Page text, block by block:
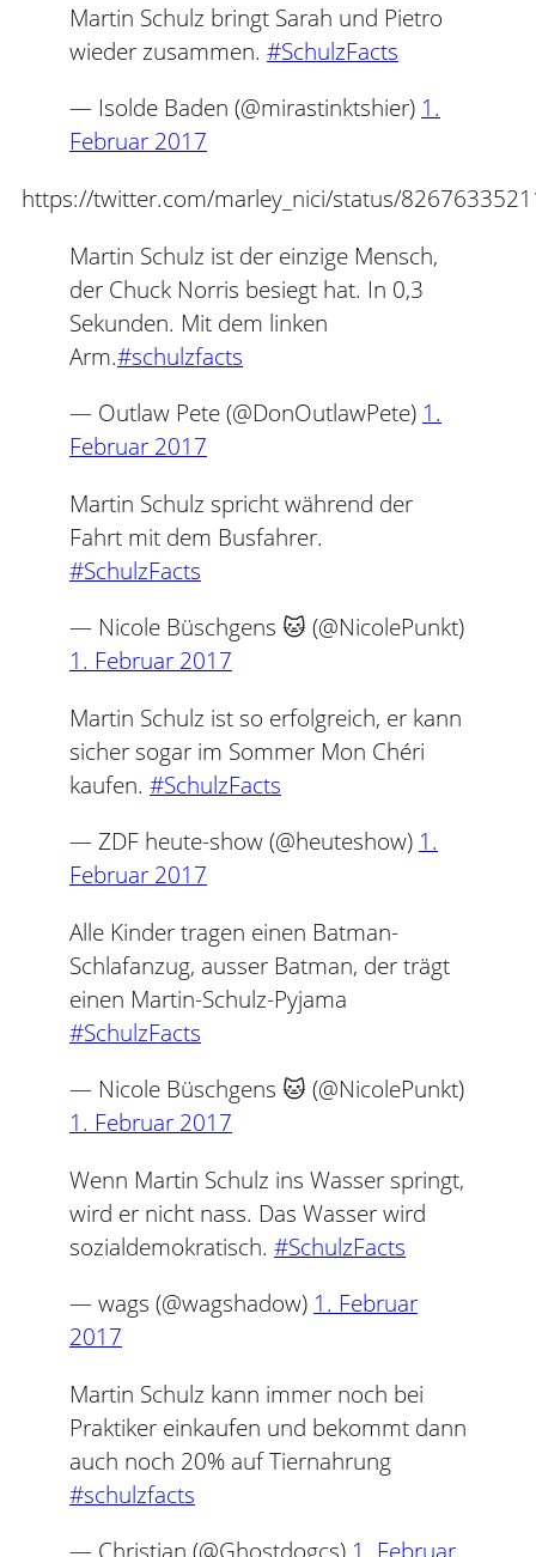
Martin Schulz bringt Sarah und Pietro
wieder zusammen. #SchulzFacts
— Isolde Baden (@mirastinktshier) 1.
Februar 2017
https://twitter.com/marley_nici/status/
Martin Schulz ist der einzige Mensch,
der Chuck Norris besiegt hat. In 0,3
Sekunden. Mit dem linken
Arm.#schulzfacts
— Outlaw Pete (@DonOutlawPete) 1.
Februar 2017
Martin Schulz spricht während der
Fahrt mit dem Busfahrer.
#SchulzFacts
— Nicole Büschgens 🐱 (@NicolePunkt)
1. Februar 2017
Martin Schulz ist so erfolgreich, er kann
sicher sogar im Sommer Mon Chéri
kaufen. #SchulzFacts
— ZDF heute-show (@heuteshow) 1.
Februar 2017
Alle Kinder tragen einen Batman-
Schlafanzug, ausser Batman, der trägt
einen Martin-Schulz-Pyjama
#SchulzFacts
— Nicole Büschgens 🐱 (@NicolePunkt)
1. Februar 2017
Wenn Martin Schulz ins Wasser springt,
wird er nicht nass. Das Wasser wird
sozialdemokratisch. #SchulzFacts
— wags (@wagshadow) 1. Februar
2017
Martin Schulz kann immer noch bei
Praktiker einkaufen und bekommt dann
auch noch 20% auf Tiernahrung
#schulzfacts